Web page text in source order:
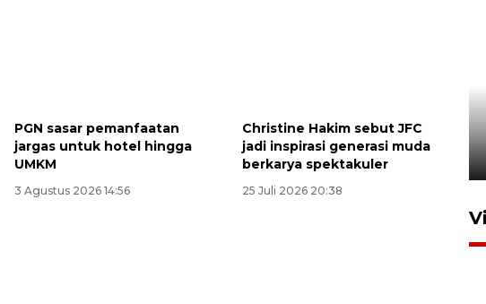
PGN sasar pemanfaatan
jargas untuk hotel hingga
UMKM
3 Agustus 2026 14:56
Christine Hakim sebut JFC
jadi inspirasi generasi muda
berkarya spektakuler
25 Juli 2026 20:38
di Jember
5 Agustus 2026 22:18